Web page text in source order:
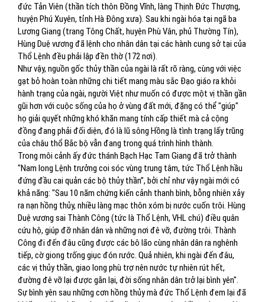
đức Tản Viên (thần tích thôn Đồng Vĩnh, làng Thịnh Đức Thượng,
huyện Phú Xuyên, tỉnh Hà Đông xưa). Sau khi ngài hóa tại ngã ba
Lương Giang (trang Tông Chất, huyện Phù Vân, phủ Thường Tín),
Hùng Duệ vương đã lệnh cho nhân dân tại các hành cung sở tại của
Thổ Lệnh đều phải lập đền thờ (172 nơi).
Như vậy, nguồn gốc thủy thần của ngài là rất rõ ràng, cùng với việc
gạt bỏ hoàn toàn những chi tiết mang màu sắc Đạo giáo ra khỏi
hành trạng của ngài, người Việt như muốn có được một vị thần gần
gũi hơn với cuộc sống của họ ở vùng đất mới, đặng có thể "giúp"
họ giải quyết những khó khăn mang tính cấp thiết mà cả cộng
đồng đang phải đối diện, đó là lũ sông Hồng là tình trạng lấy trũng
của châu thổ Bắc bộ vẫn đang trong quá trình hình thành.
Trong môi cảnh ấy đức thánh Bạch Hạc Tam Giang đã trở thành
"Nam long Lệnh trưởng coi sóc vùng trung tâm, tức Thổ Lệnh hầu
đứng đầu cai quản các bộ thủy thần”, bởi chỉ như vậy ngài mới có
khả năng: "Sau 10 năm chứng kiến cảnh thanh bình, bỗng nhiên xảy
ra nạn hồng thủy, nhiều làng mạc thôn xóm bị nước cuốn trôi. Hùng
Duệ vương sai Thành Công (tức là Thổ Lệnh, VHL chú) điều quân
cứu hộ, giúp đỡ nhân dân và những nơi đê vỡ, đường trôi. Thành
Công đi đến đâu cũng được các bô lão cùng nhân dân ra nghênh
tiếp, cờ giong trống giục đón rước. Quả nhiên, khi ngài đến đâu,
các vị thủy thần, giao long phù trợ nên nước tự nhiên rút hết,
đường đê vỡ lại được gắn lại, đời sống nhân dân trở lại bình yên".
Sự bình yên sau những cơn hồng thủy mà đức Thổ Lệnh đem lại đã